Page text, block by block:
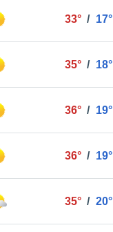
33° / 17°
35° / 18°
36° / 19°
36° / 19°
35° / 20°